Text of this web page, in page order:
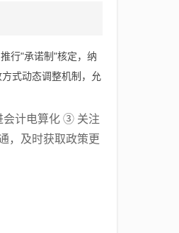
行"承诺制"核定，纳
式动态调整机制，允
会计电算化 ③ 关注
，及时获取政策更